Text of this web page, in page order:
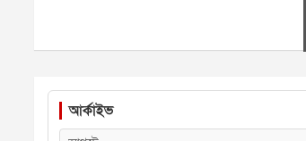
আর্কাইভ